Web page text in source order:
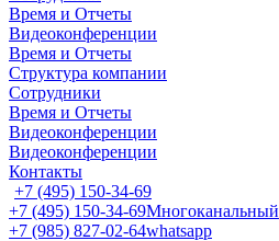
Время и Отчеты
Видеоконференции
Время и Отчеты
Структура компании
Сотрудники
Время и Отчеты
Видеоконференции
Видеоконференции
Контакты
+7 (495) 150-34-69
+7 (495) 150-34-69Многоканальный
+7 (985) 827-02-64whatsapp